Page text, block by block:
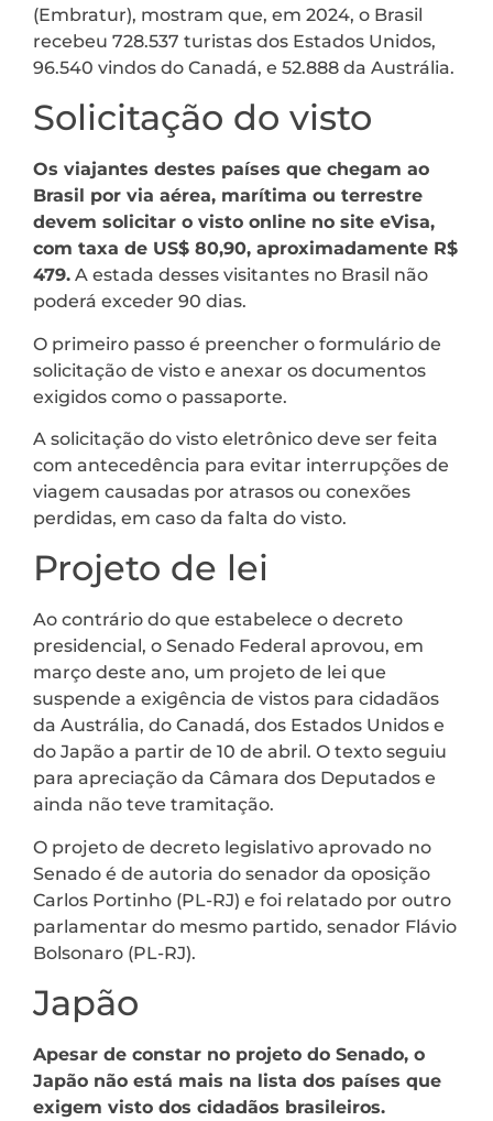
(Embratur), mostram que, em 2024, o Brasil
recebeu 728.537 turistas dos Estados Unidos,
96.540 vindos do Canadá, e 52.888 da Austrália.
Solicitação do visto
Os viajantes destes países que chegam ao
Brasil por via aérea, marítima ou terrestre
devem solicitar o visto online no site eVisa,
com taxa de US$ 80,90, aproximadamente R$
479. A estada desses visitantes no Brasil não
poderá exceder 90 dias.
O primeiro passo é preencher o formulário de
solicitação de visto e anexar os documentos
exigidos como o passaporte.
A solicitação do visto eletrônico deve ser feita
com antecedência para evitar interrupções de
viagem causadas por atrasos ou conexões
perdidas, em caso da falta do visto.
Projeto de lei
Ao contrário do que estabelece o decreto
presidencial, o Senado Federal aprovou, em
março deste ano, um projeto de lei que
suspende a exigência de vistos para cidadãos
da Austrália, do Canadá, dos Estados Unidos e
do Japão a partir de 10 de abril. O texto seguiu
para apreciação da Câmara dos Deputados e
ainda não teve tramitação.
O projeto de decreto legislativo aprovado no
Senado é de autoria do senador da oposição
Carlos Portinho (PL-RJ) e foi relatado por outro
parlamentar do mesmo partido, senador Flávio
Bolsonaro (PL-RJ).
Japão
Apesar de constar no projeto do Senado, o
Japão não está mais na lista dos países que
exigem visto dos cidadãos brasileiros.